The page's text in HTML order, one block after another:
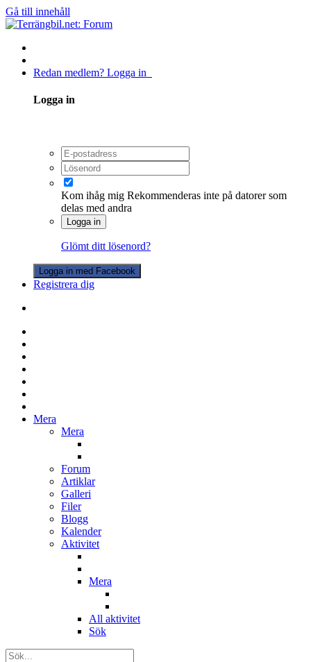
Gå till innehåll
Redan medlem? Logga in
Logga in
Kom ihåg mig Rekommenderas inte på datorer som
delas med andra
Logga in
Glömt ditt lösenord?
Logga in med Facebook
Registrera dig
Mera
Mera
Forum
Artiklar
Galleri
Filer
Blogg
Kalender
Aktivitet
Mera
All aktivitet
Sök